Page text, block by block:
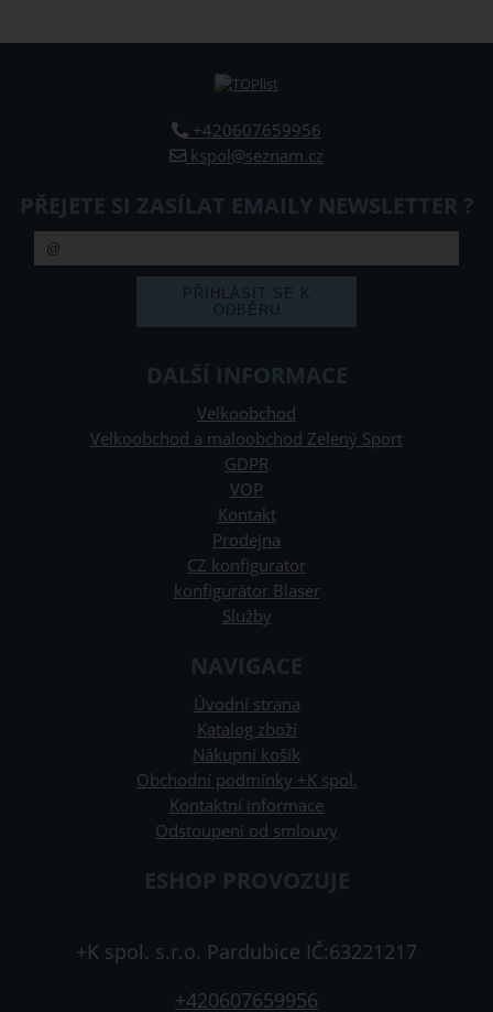
+420607659956
kspol@seznam.cz
PŘEJETE SI ZASÍLAT EMAILY NEWSLETTER ?
DALŠÍ INFORMACE
Velkoobchod
Velkoobchod a maloobchod Zelený Sport
GDPR
VOP
Kontakt
Prodejna
CZ konfigurator
konfigurátor Blaser
Služby
NAVIGACE
Úvodní strana
Katalog zboží
Nákupní košík
Obchodní podmínky +K spol.
Kontaktní informace
Odstoupení od smlouvy
ESHOP PROVOZUJE
+K spol. s.r.o. Pardubice IČ:63221217
+420607659956